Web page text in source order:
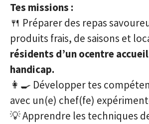
Tes missions :
🍴 Préparer des repas
produits frais, de saisons et
résidents d’un ocentre
handicap.
👩‍🍳 Développer tes
avec un(e) chef(fe)
💡 Apprendre les techniques